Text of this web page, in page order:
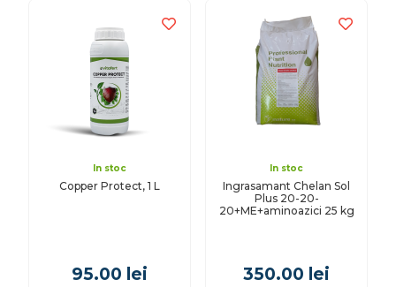
In stoc
Copper Protect, 1 L
95.00 lei
In stoc
Ingrasamant Chelan Sol
Plus 20-20-
20+ME+aminoazici 25 kg
350.00 lei